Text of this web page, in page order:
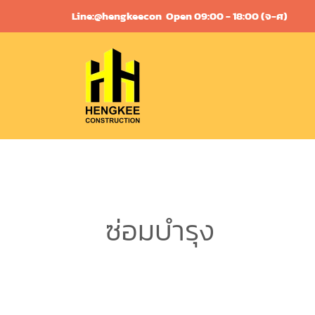
Line:@hengkeecon Open 09:00 - 18:00 (จ-ศ)
ซ่อมบำรุง